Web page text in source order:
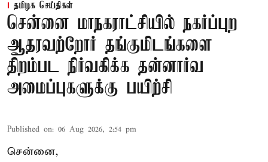
தமிழக செய்திகள்
சென்னை மாநகராட்சியில் நகர்ப்புற
ஆதரவற்றோர் தங்குமிடங்களை
திறம்பட நிர்வகிக்க தன்னார்வ
அமைப்புகளுக்கு பயிற்சி
Published on: 06 Aug 2026, 2:54 pm
சென்னை,